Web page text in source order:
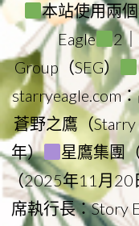
本站使用兩
Eagle
2
Group（SEG）
starryeagle.com
蒼野之鷹（
年）
星鷹集團
（2025年11月20
席執行長：Story